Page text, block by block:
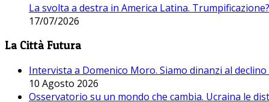
La svolta a destra in America Latina. Trumpificazione?
17/07/2026
La Città Futura
Intervista a Domenico Moro. Siamo dinanzi al declino
10 Agosto 2026
Osservatorio su un mondo che cambia. Ucraina le